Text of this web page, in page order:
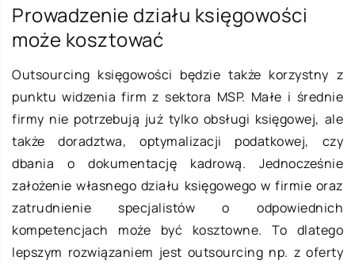
Prowadzenie działu księgowości
może kosztować
Outsourcing księgowości będzie także korzystny z
punktu widzenia firm z sektora MSP. Małe i średnie
firmy nie potrzebują już tylko obsługi księgowej, ale
także doradztwa, optymalizacji podatkowej, czy
dbania o dokumentację kadrową. Jednocześnie
założenie własnego działu księgowego w firmie oraz
zatrudnienie specjalistów o odpowiednich
kompetencjach może być kosztowne. To dlatego
lepszym rozwiązaniem jest outsourcing np. z oferty